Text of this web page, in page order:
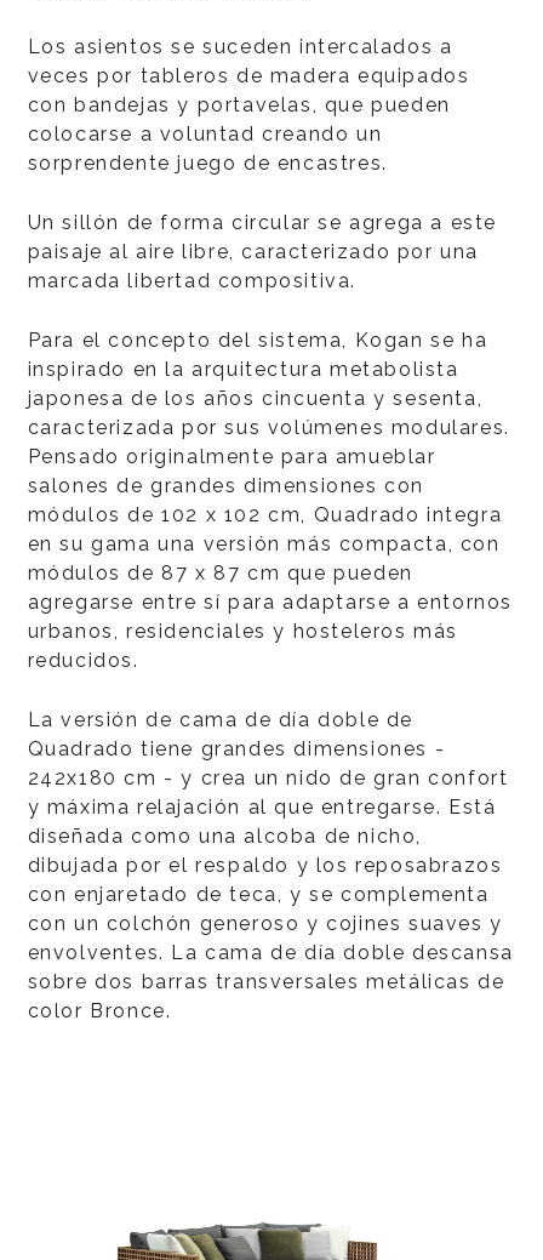
Los asientos se suceden intercalados a
veces por tableros de madera equipados
con bandejas y portavelas, que pueden
colocarse a voluntad creando un
sorprendente juego de encastres.
Un sillón de forma circular se agrega a este
paisaje al aire libre, caracterizado por una
marcada libertad compositiva.
Para el concepto del sistema, Kogan se ha
inspirado en la arquitectura metabolista
japonesa de los años cincuenta y sesenta,
caracterizada por sus volúmenes modulares.
Pensado originalmente para amueblar
salones de grandes dimensiones con
módulos de 102 x 102 cm, Quadrado integra
en su gama una versión más compacta, con
módulos de 87 x 87 cm que pueden
agregarse entre sí para adaptarse a entornos
urbanos, residenciales y hosteleros más
reducidos.
La versión de cama de día doble de
Quadrado tiene grandes dimensiones -
242x180 cm - y crea un nido de gran confort
y máxima relajación al que entregarse. Está
diseñada como una alcoba de nicho,
dibujada por el respaldo y los reposabrazos
con enjaretado de teca, y se complementa
con un colchón generoso y cojines suaves y
envolventes. La cama de día doble descansa
sobre dos barras transversales metálicas de
color Bronce.